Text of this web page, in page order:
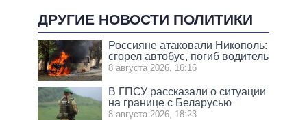
ДРУГИЕ НОВОСТИ ПОЛИТИКИ
Россияне атаковали Никополь:
сгорел автобус, погиб водитель
8 августа 2026, 16:16
В ГПСУ рассказали о ситуации
на границе с Беларусью
8 августа 2026, 18:23